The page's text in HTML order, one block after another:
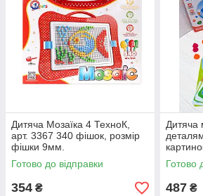
Дитяча Мозаїка 4 ТехноК,
арт. 3367 340 фішок, розмір
фішки 9мм.
Готово до відправки
354 ₴
Дитяча
Готово
487 ₴